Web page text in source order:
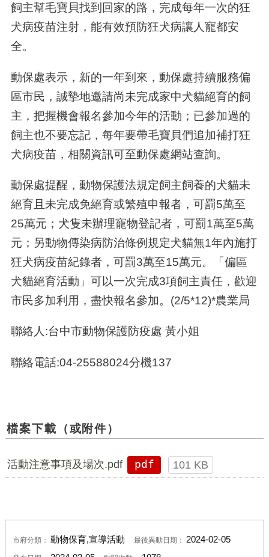
飼主幫毛寶貝找到回家的路，完成每年一次的狂
犬病疫苗注射，能有效預防狂犬病讓人寵都安
全。
動保處表示，新的一年到來，動保處持續服務偏
區市民，誠摯地邀請尚未完成家中犬貓絕育的飼
主，把握機會報名參加今年的活動；已參加過的
飼主也不要忘記，每年要帶毛寶貝們追加補打狂
犬病疫苗，相關資訊可至動保處網站查詢。
動保處提醒，動物保護法規定飼主飼養的犬貓未
絕育且未完成免絕育或繁殖申報者，可罰5萬至
25萬元；犬隻未辦理寵物登記者，可罰1萬至5萬
元；另動物傳染病防治條例規定犬貓無1年內施打
狂犬病疫苗紀錄者，可罰3萬至15萬元。「偏區
犬貓絕育活動」可以一次完成3項飼主責任，歡迎
市民多加利用，盡快報名參加。(2/5*12)*農業局
聯絡人:台中市動物保護防疫處 黃小姐
聯絡電話:04-25588024分機137
檔案下載（或附件）
活動注意事項及場次.pdf pdf 101 KB
市府分類： 動物保育,宣導活動 最後異動日期： 2024-02-05